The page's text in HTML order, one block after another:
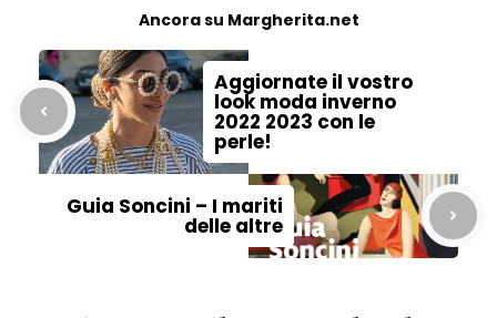
Ancora su Margherita.net
Aggiornate il vostro
look moda inverno
2022 2023 con le
perle!
Guia Soncini – I mariti
delle altre